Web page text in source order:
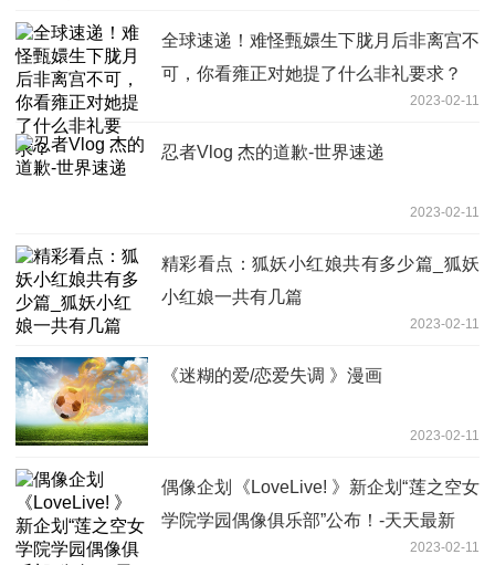
全球速递！难怪甄嬛生下胧月后非离宫不
可，你看雍正对她提了什么非礼要求？
2023-02-11
忍者Vlog 杰的道歉-世界速递
2023-02-11
精彩看点：狐妖小红娘共有多少篇_狐妖
小红娘一共有几篇
2023-02-11
《迷糊的爱/恋爱失调 》漫画
2023-02-11
偶像企划《LoveLive! 》新企划“莲之空女
学院学园偶像俱乐部”公布！-天天最新
2023-02-11